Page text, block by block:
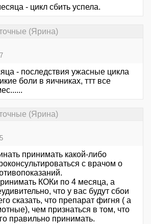
- цикл сбить успела.
(Ярина)
- последствия ужасные цикла
боли в яичниках, ттт все
(Ярина)
принимать какой-либо
с врачом о
КОКи по 4 месяца, а
что у вас будут сбои
сказать, что препарат фигня ( а
чем признаться в том, что
правильно принимать.